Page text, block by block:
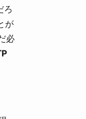
ろ
が
必